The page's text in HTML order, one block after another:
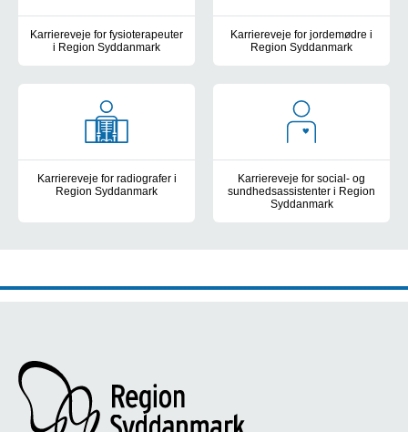
Karriereveje for fysioterapeuter
i Region Syddanmark
Karriereveje for jordemødre i
Region Syddanmark
Karriereveje for radiografer i
Region Syddanmark
Radiografer på Region Syddanmarks sygehuse udgør en
Karriereveje for social- og
sundhedsassistenter i Region
Syddanmark